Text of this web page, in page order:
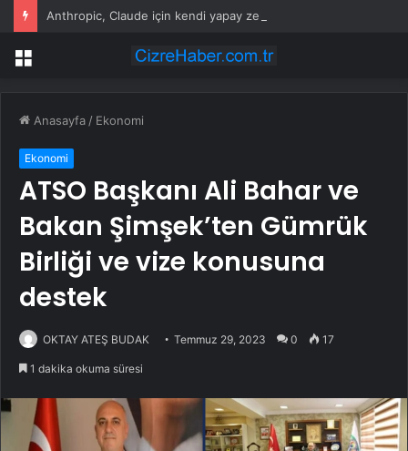
Menü
Anasayfa / Ekonomi
Ekonomi
ATSO Başkanı Ali Bahar ve
Bakan Şimşek’ten Gümrük
Birliği ve vize konusuna
destek
OKTAY ATEŞ BUDAK Temmuz 29, 2023 0 17
1 dakika okuma süresi